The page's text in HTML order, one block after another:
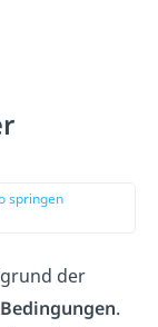
springen
der
.